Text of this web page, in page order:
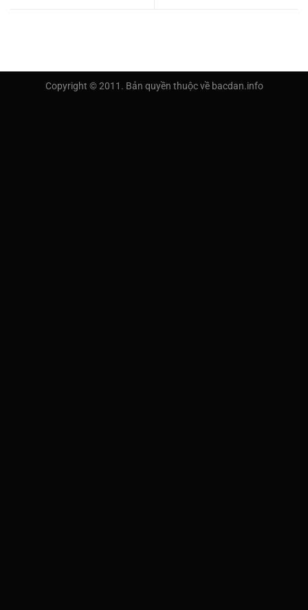
Copyright © 2011. Bản quyền thuộc về bacdan.info